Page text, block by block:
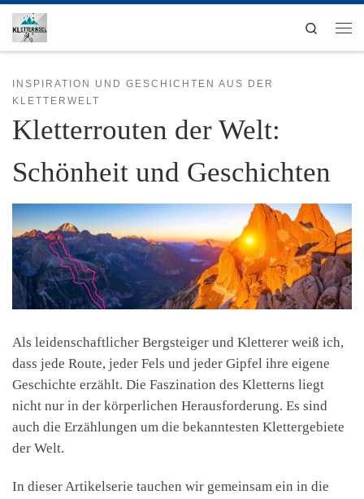
Zum Inhalt springen
Search
INSPIRATION UND GESCHICHTEN AUS DER
KLETTERWELT
Kletterrouten der Welt:
Schönheit und Geschichten
Als leidenschaftlicher Bergsteiger und Kletterer weiß ich,
dass jede Route, jeder Fels und jeder Gipfel ihre eigene
Geschichte erzählt. Die Faszination des Kletterns liegt
nicht nur in der körperlichen Herausforderung. Es sind
auch die Erzählungen um die bekanntesten Klettergebiete
der Welt.
In dieser Artikelserie tauchen wir gemeinsam ein in die